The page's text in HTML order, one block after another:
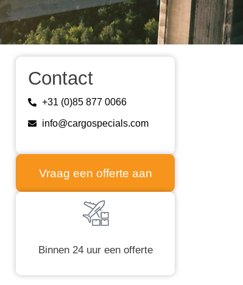
Contact
+31 (0)85 877 0066
info@cargospecials.com
Vraag een offerte aan
Binnen 24 uur een offerte